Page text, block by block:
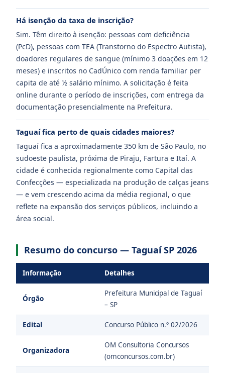
Há isenção da taxa de inscrição?
Sim. Têm direito à isenção: pessoas com deficiência
(PcD), pessoas com TEA (Transtorno do Espectro Autista),
doadores regulares de sangue (mínimo 3 doações em 12
meses) e inscritos no CadÚnico com renda familiar per
capita de até ½ salário mínimo. A solicitação é feita
online durante o período de inscrições, com entrega da
documentação presencialmente na Prefeitura.
Taguaí fica perto de quais cidades maiores?
Taguaí fica a aproximadamente 350 km de São Paulo, no
sudoeste paulista, próxima de Piraju, Fartura e Itaí. A
cidade é conhecida regionalmente como Capital das
Confecções — especializada na produção de calças jeans
— e vem crescendo acima da média regional, o que
reflete na expansão dos serviços públicos, incluindo a
área social.
Resumo do concurso — Taguaí SP 2026
Informação Detalhes
Órgão
Prefeitura Municipal de Taguaí
– SP
Edital Concurso Público n.º 02/2026
Organizadora
OM Consultoria Concursos
(omconcursos.com.br)